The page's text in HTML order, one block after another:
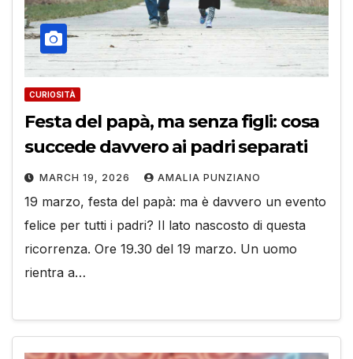
CURIOSITÀ
Festa del papà, ma senza figli: cosa
succede davvero ai padri separati
MARCH 19, 2026 AMALIA PUNZIANO
19 marzo, festa del papà: ma è davvero un evento
felice per tutti i padri? Il lato nascosto di questa
ricorrenza. Ore 19.30 del 19 marzo. Un uomo
rientra a…